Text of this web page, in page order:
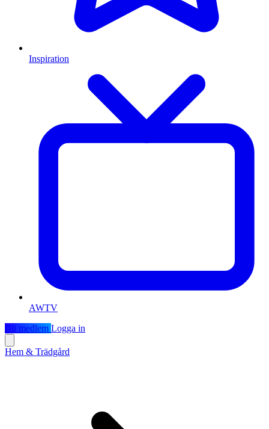
Inspiration
AWTV
Bli medlem Logga in
Hem & Trädgård